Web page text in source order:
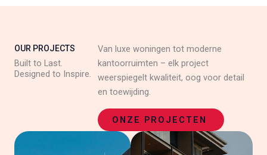
OUR PROJECTS
Built to Last.
Designed to Inspire.
Van luxe woningen tot moderne
kantoorruimten – elk project
weerspiegelt kwaliteit, oog voor detail
en toewijding.
ONZE PROJECTEN